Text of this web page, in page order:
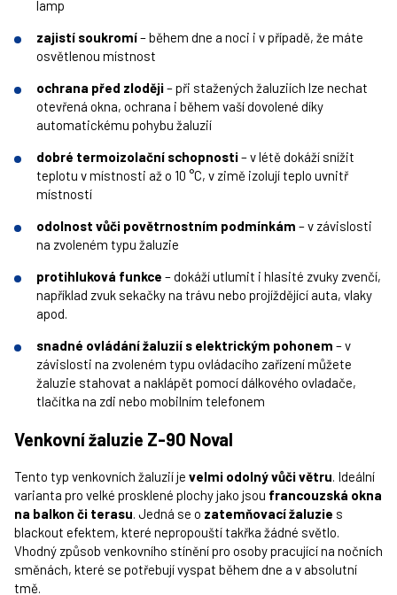
lamp
zajistí soukromí– během dne a noci i v případě, že máte
osvětlenou místnost
ochrana před zloději– při stažených žaluziích lze nechat
otevřená okna, ochrana i během vaší dovolené díky
automatickému pohybu žaluzií
dobré termoizolační schopnosti– v létě dokáží snížit
teplotu v místnosti až o 10 °C, v zimě izolují teplo uvnitř
místností
odolnost vůči povětrnostním podmínkám – v závislosti
na zvoleném typu žaluzie
protihluková funkce – dokáží utlumit i hlasité zvuky zvenčí,
například zvuk sekačky na trávu nebo projíždějící auta, vlaky
apod.
snadné ovládání žaluzií s elektrickým pohonem – v
závislosti na zvoleném typu ovládacího zařízení můžete
žaluzie stahovat a naklápět pomocí dálkového ovladače,
tlačítka na zdi nebo mobilním telefonem
Venkovní žaluzie Z-90 Noval
Tento typ venkovních žaluzií je velmi odolný vůči větru. Ideální
varianta pro velké prosklené plochy jako jsou francouzská okna
na balkon či terasu. Jedná se o zatemňovací žaluzie s
blackout efektem, které nepropouští takřka žádné světlo.
Vhodný způsob venkovního stínění pro osoby pracující na nočních
směnách, které se potřebují vyspat během dne a v absolutní
tmě.